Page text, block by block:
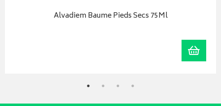
Alvadiem Baume Pieds Secs 75Ml